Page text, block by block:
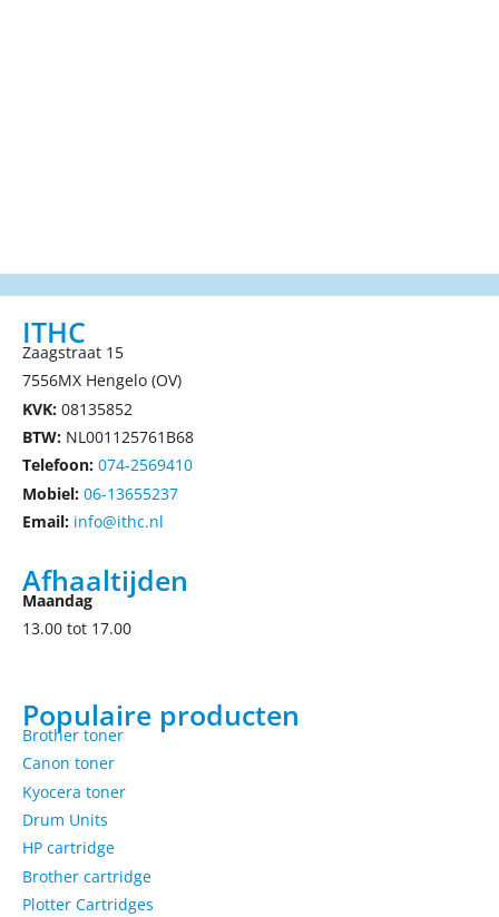
ITHC
Zaagstraat 15
7556MX Hengelo (OV)
KVK: 08135852
BTW: NL001125761B68
Telefoon: 074-2569410
Mobiel: 06-13655237
Email: info@ithc.nl
Afhaaltijden
Maandag
13.00 tot 17.00
Populaire producten
Brother toner
Canon toner
Kyocera toner
Drum Units
HP cartridge
Brother cartridge
Plotter Cartridges